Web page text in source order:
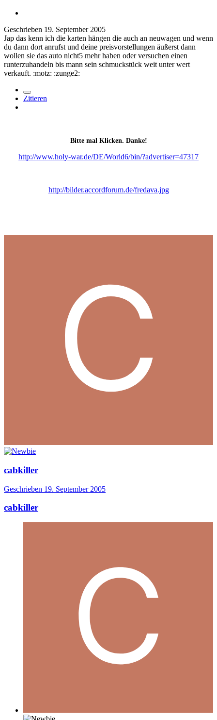
Geschrieben 19. September 2005
Jap das kenn ich die karten hängen die auch an neuwagen und wenn
du dann dort anrufst und deine preisvorstellungen äußerst dann
wollen sie das auto nicht5 mehr haben oder versuchen einen
runterzuhandeln bis mann sein schmuckstück weit unter wert
verkauft. :motz: :zunge2:
Zitieren
Bitte mal Klicken. Danke!
http://www.holy-war.de/DE/World6/bin/?advertiser=47317
http://bilder.accordforum.de/fredava.jpg
cabkiller
Geschrieben 19. September 2005
cabkiller